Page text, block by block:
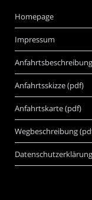
Homepage
Impressum
Anfahrtsskizze (pdf)
Anfahrtskarte (pdf)
Wegbeschreibung
Datenschutzerklärung